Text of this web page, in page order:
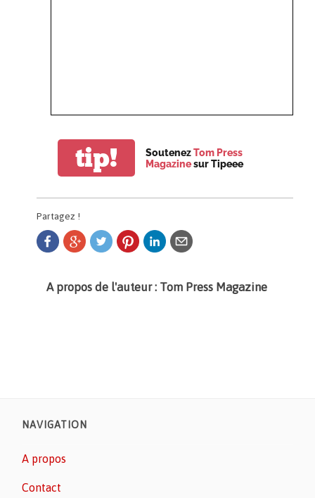
tip! SoutenezTom Press
Magazinesur Tipeee
Partagez !
A propos de l'auteur : Tom Press Magazine
NAVIGATION
A propos
Contact